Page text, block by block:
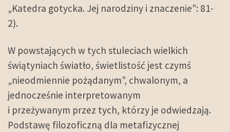
„Katedra gotycka. Jej narodziny i znaczenie”: 81-
2).
W powstających w tych stuleciach wielkich
świątyniach światło, świetlistość jest czymś
„nieodmiennie pożądanym”, chwalonym, a
jednocześnie interpretowanym
i przeżywanym przez tych, którzy je odwiedzają.
Podstawę filozoficzną dla metafizycznej